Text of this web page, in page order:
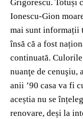
Grigorescu. Totuși
Ionescu-Gion
mai sunt informații
însă că a fost
continuată.
nuanţe de cenuşiu,
anii ’90 casa va fi
aceștia nu se
renovare, deși la